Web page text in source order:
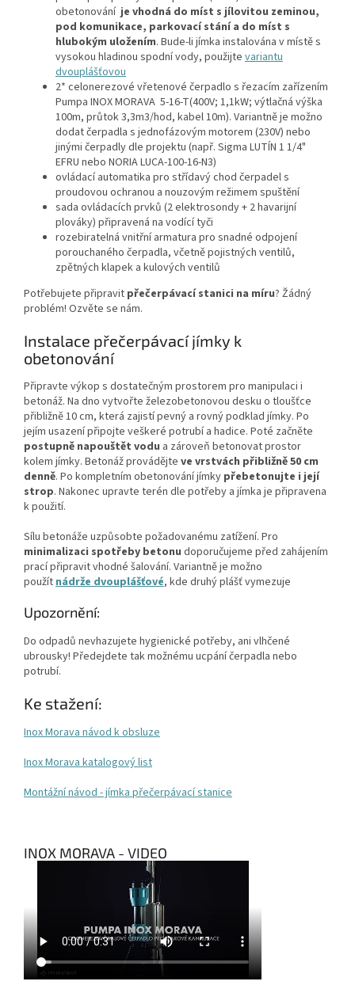
obetonování je vhodná do míst s jílovitou zeminou,
pod komunikace, parkovací stání a do míst s
hlubokým uložením. Bude-li jímka instalována v místě s
vysokou hladinou spodní vody, použijte variantu
dvouplášťovou
2* celonerezové vřetenové čerpadlo s řezacím zařízením
Pumpa INOX MORAVA 5-16-T(400V; 1,1kW; výtlačná výška
100m, průtok 3,3m3/hod, kabel 10m). Variantně je možno
dodat čerpadla s jednofázovým motorem (230V) nebo
jinými čerpadly dle projektu (např. Sigma LUTÍN 1 1/4"
EFRU nebo NORIA LUCA-100-16-N3)
ovládací automatika pro střídavý chod čerpadel s
proudovou ochranou a nouzovým režimem spuštění
sada ovládacích prvků (2 elektrosondy + 2 havarijní
plováky) připravená na vodící tyči
rozebiratelná vnitřní armatura pro snadné odpojení
porouchaného čerpadla, včetně pojistných ventilů,
zpětných klapek a kulových ventilů
Potřebujete připravit přečerpávací stanici na míru? Žádný
problém! Ozvěte se nám.
Instalace přečerpávací jímky k
obetonování
Připravte výkop s dostatečným prostorem pro manipulaci i
betonáž. Na dno vytvořte železobetonovou desku o tloušťce
přibližně 10 cm, která zajistí pevný a rovný podklad jímky. Po
jejím usazení připojte veškeré potrubí a hadice. Poté začněte
postupně napouštět vodu a zároveň betonovat prostor
kolem jímky. Betonáž provádějte ve vrstvách přibližně 50 cm
denně. Po kompletním obetonování jímky přebetonujte i její
strop. Nakonec upravte terén dle potřeby a jímka je připravena
k použití.
Sílu betonáže uzpůsobte požadovanému zatížení. Pro
minimalizaci spotřeby betonu doporučujeme před zahájením
prací připravit vhodné šalování. Variantně je možno
použítnádrže dvouplášťové, kde druhý plášť vymezuje
Upozornění:
Do odpadů nevhazujete hygienické potřeby, ani vlhčené
ubrousky! Předejdete tak možnému ucpání čerpadla nebo
potrubí.
Ke stažení:
Inox Morava návod k obsluze
Inox Morava katalogový list
Montážní návod - jímka přečerpávací stanice
INOX MORAVA - VIDEO